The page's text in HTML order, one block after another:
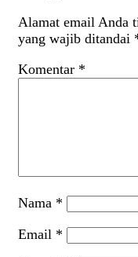
Alamat email Anda
yang wajib ditandai
Komentar *
Nama *
Email *